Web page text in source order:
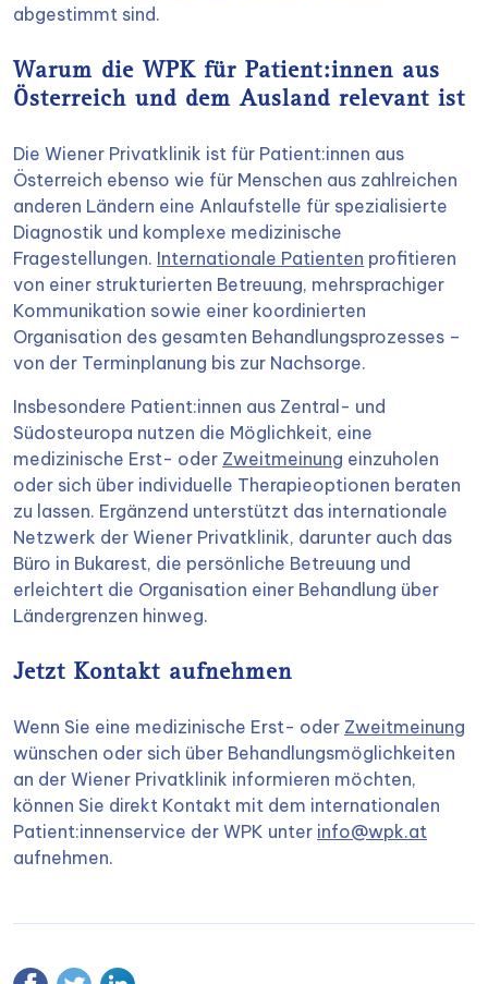
abgestimmt sind.
Warum die WPK für Patient:innen aus
Österreich und dem Ausland relevant ist
Die Wiener Privatklinik ist für Patient:innen aus
Österreich ebenso wie für Menschen aus zahlreichen
anderen Ländern eine Anlaufstelle für spezialisierte
Diagnostik und komplexe medizinische
Fragestellungen. Internationale Patienten profitieren
von einer strukturierten Betreuung, mehrsprachiger
Kommunikation sowie einer koordinierten
Organisation des gesamten Behandlungsprozesses –
von der Terminplanung bis zur Nachsorge.
Insbesondere Patient:innen aus Zentral- und
Südosteuropa nutzen die Möglichkeit, eine
medizinische Erst- oder Zweitmeinung einzuholen
oder sich über individuelle Therapieoptionen beraten
zu lassen. Ergänzend unterstützt das internationale
Netzwerk der Wiener Privatklinik, darunter auch das
Büro in Bukarest, die persönliche Betreuung und
erleichtert die Organisation einer Behandlung über
Ländergrenzen hinweg.
Jetzt Kontakt aufnehmen
Wenn Sie eine medizinische Erst- oder Zweitmeinung
wünschen oder sich über Behandlungsmöglichkeiten
an der Wiener Privatklinik informieren möchten,
können Sie direkt Kontakt mit dem internationalen
Patient:innenservice der WPK unter info@wpk.at
aufnehmen.